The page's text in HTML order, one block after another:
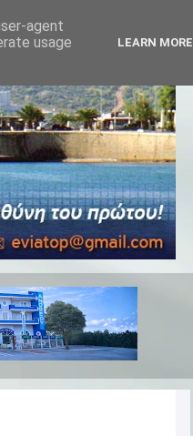
agent
usage
LEARN MORE